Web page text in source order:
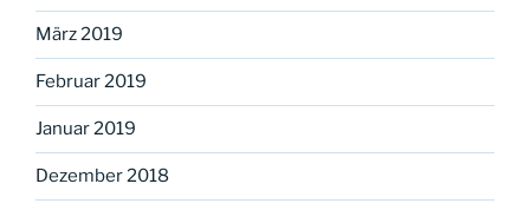
März 2019
Februar 2019
Januar 2019
Dezember 2018